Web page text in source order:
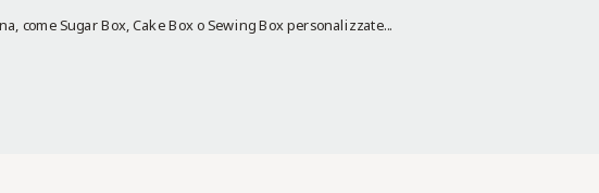
come Sugar Box, Cake Box o Sewing Box personalizzate...